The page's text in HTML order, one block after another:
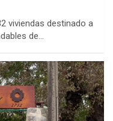
viviendas destinado a
de…